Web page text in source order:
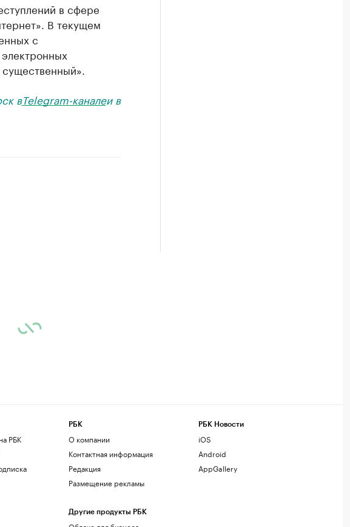
в сфере
В текущем
с
вTelegram-каналеи в
РБК
РБК
О компании
Контактная информация
Редакция
Размещение рекламы
Другие продукты РБК
РБК Новости
iOS
Android
AppGallery